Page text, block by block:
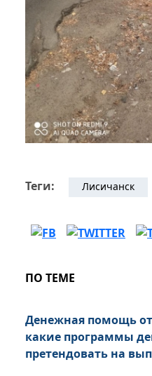
Теги: Лисичанск
ПО ТЕМЕ
Денежная помощь
какие программы
претендовать на